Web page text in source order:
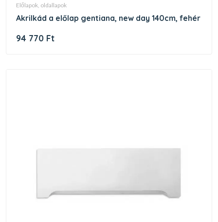
előlapok, oldallapok
akrilkád a előlap gentiana, new day 140cm, fehér
94 770 Ft